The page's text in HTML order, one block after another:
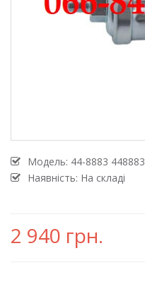
Модель: 44-8883 448883
Наявність: На складі
2 940 грн.